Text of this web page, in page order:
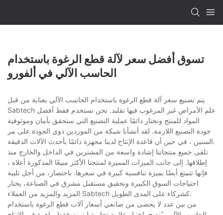
تسوق أفضل سعر لآلة قطع الرغوة باستخدام
الحاسب الآلي في ألفورو
يتم تصنيع سعر آلة قطع الرغوة باستخدام الحاسب الآلي بعناية من قبل
Sabtech علم الأمراض غير المرغوب فيها تقليد. نحن نستخدم فقط أفضل
المواد للمنتج ونختار دائمًا عملية التصنيع التي ستحقق بأمان وموثوقية
جودة التصنيع اللازمة. لقد أنشأنا شبكة من الموردين ذوي الجودة على مر
السنين ، في حين أن قاعدة الإنتاج لدينا مجهزة دائمًا بأحدث الآلات الدقيقة.
تلقى جميع منتجاتنا إشادة واسعة من المشترين في الداخل والخارج منذ
إطلاقها. إلى جانب الميزات المميزة لمنتجنا الأكثر مبيعًا المذكورة أعلاه ،
فإنها تتمتع أيضًا بميزة تنافسية كبيرة في سعرها. باختصار، من أجل تلبية
احتياجات السوق الكبيرة وتحقيق مستقبل مشرق في الصناعة، يختار
المزيد والمزيد من العملاء Sabtech كشركاء على المدى الطويل.
من بين عدد لا يحصى من صانعي أسعار آلات قطع الرغوة باستخدام